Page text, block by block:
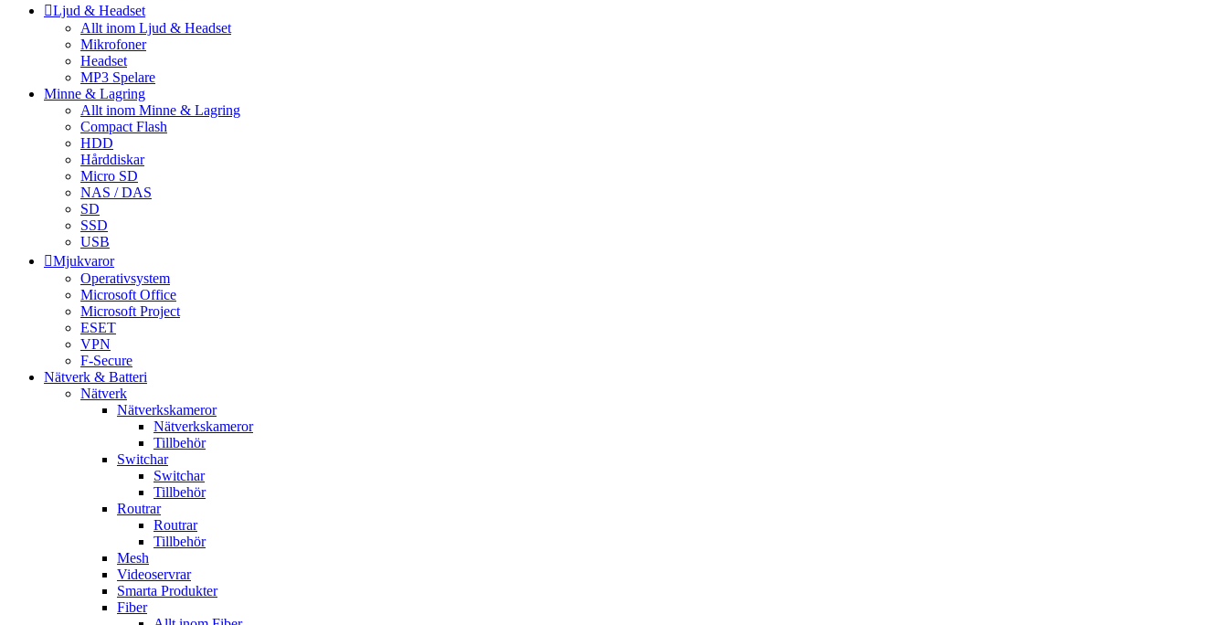
Ljud & Headset
Allt inom Ljud & Headset
Mikrofoner
Headset
MP3 Spelare
Minne & Lagring
Allt inom Minne & Lagring
Compact Flash
HDD
Hårddiskar
Micro SD
NAS / DAS
SD
SSD
USB
Mjukvaror
Operativsystem
Microsoft Office
Microsoft Project
ESET
VPN
F-Secure
Nätverk & Batteri
Nätverk
Nätverkskameror
Nätverkskameror
Tillbehör
Switchar
Switchar
Tillbehör
Routrar
Routrar
Tillbehör
Mesh
Videoservrar
Smarta Produkter
Fiber